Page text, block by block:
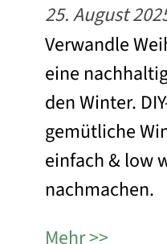
25. August
Verwandle
eine
den Winter.
gemütliche
einfach & low
nachmachen.
Mehr